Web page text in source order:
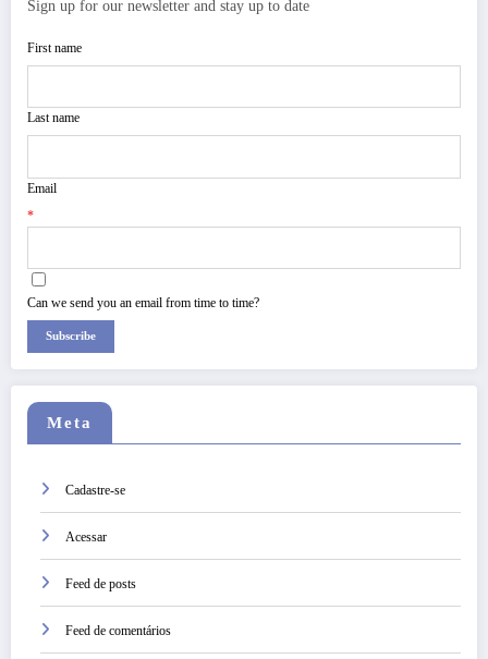
Sign up for our newsletter and stay up to date
First name
Last name
Email
*
Can we send you an email from time to time?
Subscribe
Meta
Cadastre-se
Acessar
Feed de posts
Feed de comentários